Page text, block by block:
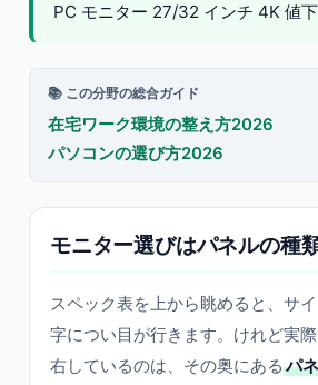
PC モニター 27/32 インチ 4K 値
📚 この分野の総合ガイド
在宅ワーク環境の整え方2026
パソコンの選び方2026
モニター選びはパネルの種
スペック表を上から眺めると、サ
字につい目が行きます。けれど実
右しているのは、その奥にある パ